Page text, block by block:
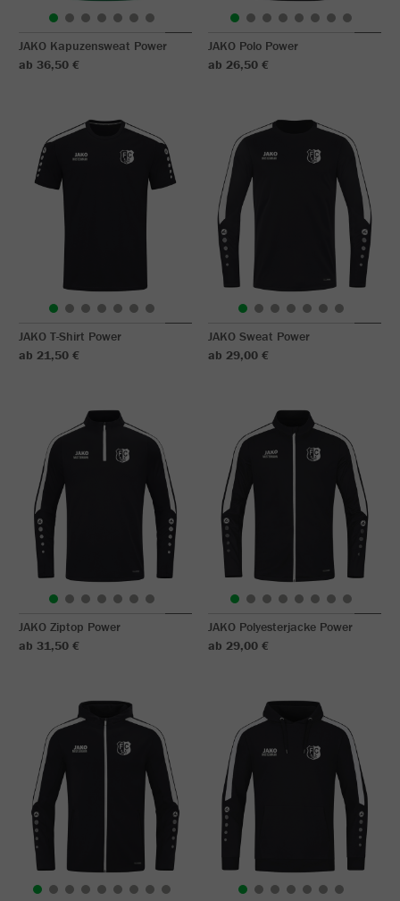
JAKO Kapuzensweat Power
ab 36,50 €
JAKO Polo Power
ab 26,50 €
JAKO T-Shirt Power
ab 21,50 €
JAKO Sweat Power
ab 29,00 €
JAKO Ziptop Power
ab 31,50 €
JAKO Polyesterjacke Power
ab 29,00 €